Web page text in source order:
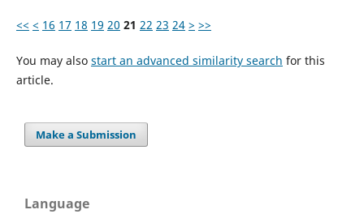
<< < 16 17 18 19 20 21 22 23 24 > >>
You may also start an advanced similarity search for this
article.
Make a Submission
Language